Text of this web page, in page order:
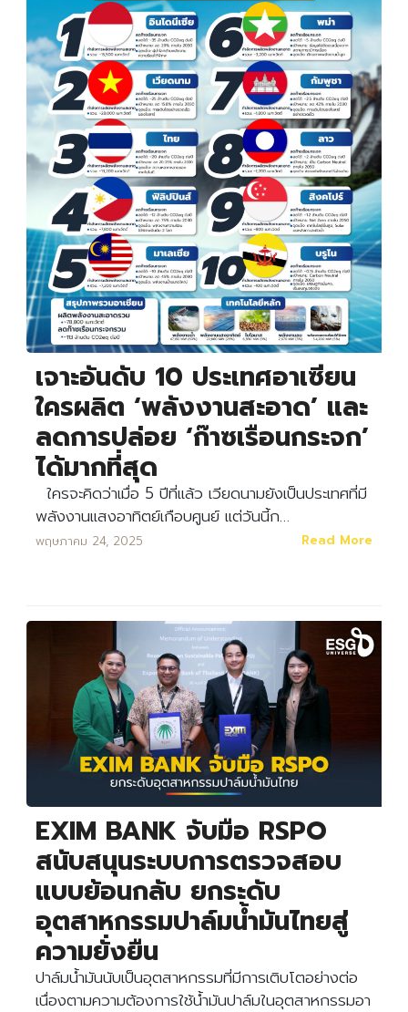
เจาะอันดับ 10 ประเทศอาเซียน
ใครผลิต ‘พลังงานสะอาด’ และ
ลดการปล่อย ‘ก๊าซเรือนกระจก’
ได้มากที่สุด
ใครจะคิดว่าเมื่อ 5 ปีที่แล้ว เวียดนามยังเป็นประเทศที่มี
พลังงานแสงอาทิตย์เกือบศูนย์ แต่วันนี้ก…
พฤษภาคม 24, 2025 Read More
EXIM BANK จับมือ RSPO
สนับสนุนระบบการตรวจสอบ
แบบย้อนกลับ ยกระดับ
อุตสาหกรรมปาล์มน้ำมันไทยสู่
ความยั่งยืน
ปาล์มน้ำมันนับเป็นอุตสาหกรรมที่มีการเติบโตอย่างต่อ
เนื่องตามความต้องการใช้น้ำมันปาล์มในอุตสาหกรรมอา